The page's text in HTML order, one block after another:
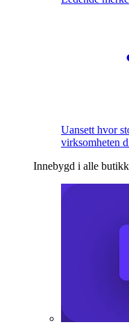
Uansett hvor
virksomheten
Innebygd i alle